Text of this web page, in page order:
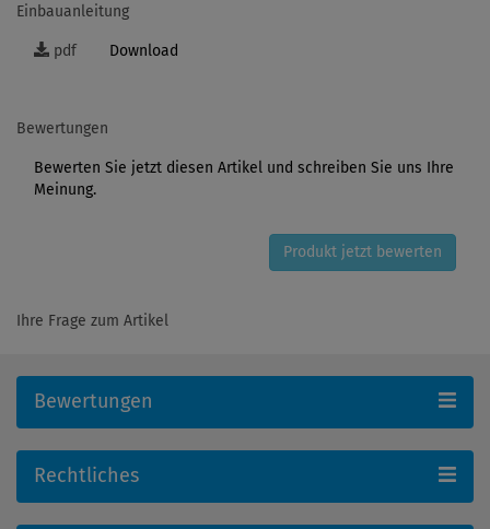
Einbauanleitung
pdf Download
Bewertungen
Bewerten Sie jetzt diesen Artikel und schreiben Sie uns Ihre
Meinung.
Produkt jetzt bewerten
Ihre Frage zum Artikel
Bewertungen
Rechtliches